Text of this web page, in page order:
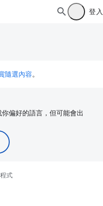
登入
隨選內容。
偏好的語言，但可能會出
式